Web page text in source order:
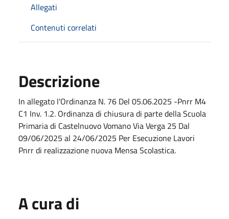
Allegati
Contenuti correlati
Descrizione
In allegato l'Ordinanza N. 76 Del 05.06.2025 -Pnrr M4
C1 Inv. 1.2. Ordinanza di chiusura di parte della Scuola
Primaria di Castelnuovo Vomano Via Verga 25 Dal
09/06/2025 al 24/06/2025 Per Esecuzione Lavori
Pnrr di realizzazione nuova Mensa Scolastica.
A cura di